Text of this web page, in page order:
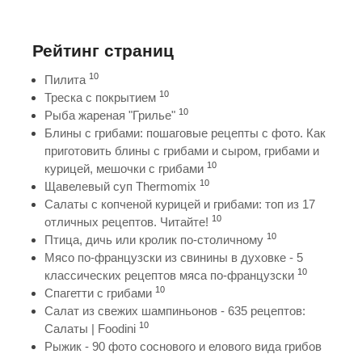
Рейтинг страниц
Пилита 10
Треска с покрытием 10
Рыба жареная "Грилье" 10
Блины с грибами: пошаговые рецепты с фото. Как
приготовить блины с грибами и сыром, грибами и
курицей, мешочки с грибами 10
Щавелевый суп Thermomix 10
Салаты с копченой курицей и грибами: топ из 17
отличных рецептов. Читайте! 10
Птица, дичь или кролик по-столичному 10
Мясо по-французски из свинины в духовке - 5
классических рецептов мяса по-французски 10
Спагетти с грибами 10
Салат из свежих шампиньонов - 635 рецептов:
Салаты | Foodini 10
Рыжик - 90 фото соснового и елового вида грибов